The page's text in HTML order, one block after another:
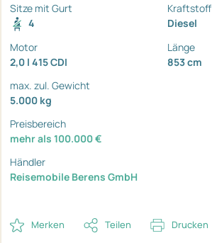
Sitze mit Gurt
4
Kraftstoff
Diesel
Motor
2,0 l 415 CDI
Länge
853 cm
max. zul. Gewicht
5.000 kg
Preisbereich
mehr als 100.000 €
Händler
Reisemobile Berens GmbH
Merken Teilen Drucken